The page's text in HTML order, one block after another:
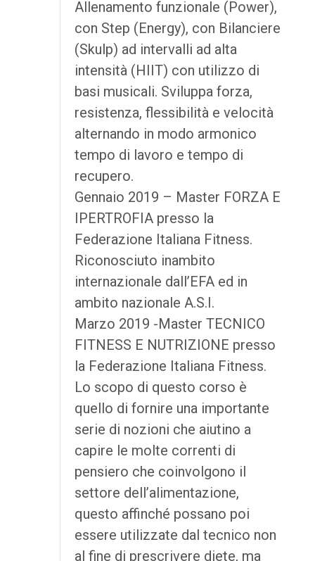
Allenamento funzionale (Power),
con Step (Energy), con Bilanciere
(Skulp) ad intervalli ad alta
intensità (HIIT) con utilizzo di
basi musicali. Sviluppa forza,
resistenza, flessibilità e velocità
alternando in modo armonico
tempo di lavoro e tempo di
recupero.
Gennaio 2019 – Master FORZA E
IPERTROFIA presso la
Federazione Italiana Fitness.
Riconosciuto inambito
internazionale dall’EFA ed in
ambito nazionale A.S.I.
Marzo 2019 -Master TECNICO
FITNESS E NUTRIZIONE presso
la Federazione Italiana Fitness.
Lo scopo di questo corso è
quello di fornire una importante
serie di nozioni che aiutino a
capire le molte correnti di
pensiero che coinvolgono il
settore dell’alimentazione,
questo affinché possano poi
essere utilizzate dal tecnico non
al fine di prescrivere diete, ma